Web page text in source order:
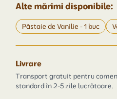
Alte mărimi disponibile:
Păstaie de Vanilie - 1 buc
Livrare
Transport gratuit pentru
standard în 2-5 zile lucrătoare.